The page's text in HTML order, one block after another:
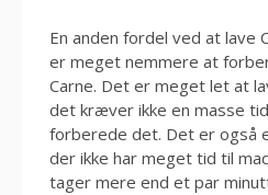
En anden fordel ved at lave
er meget nemmere at
Carne. Det er meget let at
det kræver ikke en masse
forberede det. Det er også
der ikke har meget tid til
tager mere end et par